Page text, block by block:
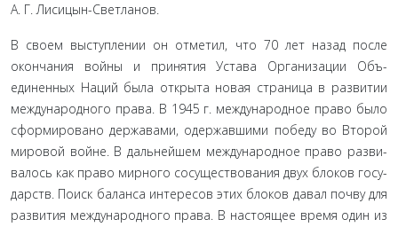
А. Г. Лисицын-Светланов.
В своем выступлении он отметил, что 70 лет назад по­сле
окончания войны и принятия Устава Организации Объ­
единенных Наций была открыта новая страница в развитии
международного права. В 1945 г. международное право было
сформировано державами, одержавшими победу во Второй
мировой войне. В дальнейшем международное право разви­
валось как право мирного сосуществования двух блоков госу­
дарств. Поиск баланса интересов этих блоков давал почву для
развития международного права. В настоящее время один из